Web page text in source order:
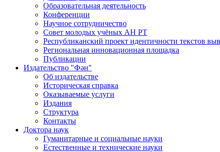
Образовательная деятельность
Конференции
Научное сотрудничество
Совет молодых учёных АН РТ
Республиканский проект идентичности текстов
Региональная инновационная площадка
Публикации
Издательство "Фән"
Об издательстве
Историческая справка
Оказываемые услуги
Издания
Структура
Контакты
Доктора наук
Гуманитарные и социальные науки
Естественные и технические науки